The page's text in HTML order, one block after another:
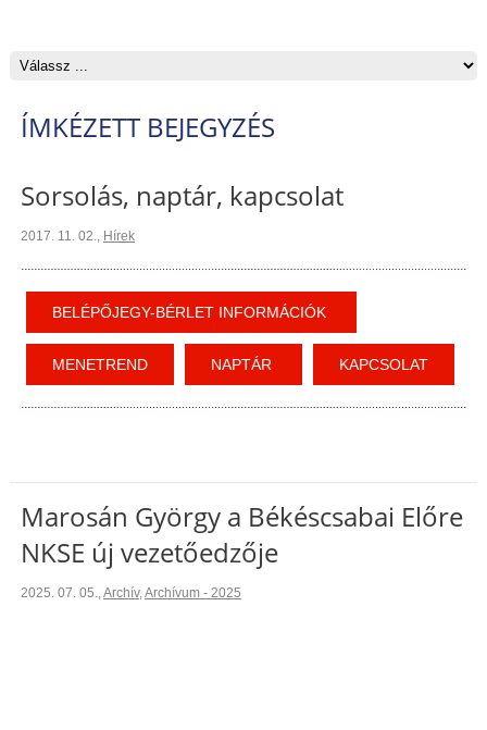
ÍMKÉZETT BEJEGYZÉS
Sorsolás, naptár, kapcsolat
2017. 11. 02., Hírek
BELÉPŐJEGY-BÉRLET INFORMÁCIÓK
MENETREND NAPTÁR KAPCSOLAT
Marosán György a Békéscsabai Előre
NKSE új vezetőedzője
2025. 07. 05.,Archív,Archívum - 2025